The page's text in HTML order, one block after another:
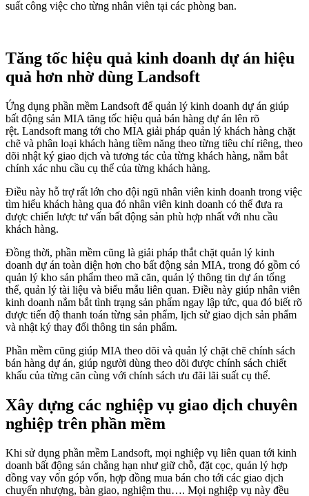
suất công việc cho từng nhân viên tại các phòng ban.
Tăng tốc hiệu quả kinh doanh dự án hiệu
quả hơn nhờ dùng Landsoft
Ứng dụng phần mềm Landsoft để quản lý kinh doanh dự án giúp
bất động sản MIA tăng tốc hiệu quả bán hàng dự án lên rõ
rệt. Landsoft mang tới cho MIA giải pháp quản lý khách hàng chặt
chẽ và phân loại khách hàng tiềm năng theo từng tiêu chí riêng, theo
dõi nhật ký giao dịch và tương tác của từng khách hàng, nắm bắt
chính xác nhu cầu cụ thể của từng khách hàng.
Điều này hỗ trợ rất lớn cho đội ngũ nhân viên kinh doanh trong việc
tìm hiểu khách hàng qua đó nhân viên kinh doanh có thể đưa ra
được chiến lược tư vấn bất động sản phù hợp nhất với nhu cầu
khách hàng.
Đồng thời, phần mềm cũng là giải pháp thắt chặt quản lý kinh
doanh dự án toàn diện hơn cho bất động sản MIA, trong đó gồm có
quản lý kho sản phẩm theo mã căn, quản lý thông tin dự án tổng
thể, quản lý tài liệu và biểu mẫu liên quan. Điều này giúp nhân viên
kinh doanh nắm bắt tình trạng sản phẩm ngay lập tức, qua đó biết rõ
được tiến độ thanh toán từng sản phẩm, lịch sử giao dịch sản phẩm
và nhật ký thay đổi thông tin sản phẩm.
Phần mềm cũng giúp MIA theo dõi và quản lý chặt chẽ chính sách
bán hàng dự án, giúp người dùng theo dõi được chính sách chiết
khấu của từng căn cùng với chính sách ưu đãi lãi suất cụ thể.
Xây dựng các nghiệp vụ giao dịch chuyên
nghiệp trên phần mềm
Khi sử dụng phần mềm Landsoft, mọi nghiệp vụ liên quan tới kinh
doanh bất động sản chẳng hạn như giữ chỗ, đặt cọc, quản lý hợp
đồng vay vốn góp vốn, hợp đồng mua bán cho tới các giao dịch
chuyển nhượng, bàn giao, nghiệm thu…. Mọi nghiệp vụ này đều